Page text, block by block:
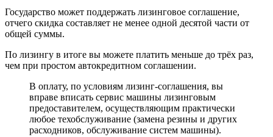
Государство может поддержать лизинговое соглашение,
отчего скидка составляет не менее одной десятой части от
общей суммы.
По лизингу в итоге вы можете платить меньше до трёх раз,
чем при простом автокредитном соглашении.
В оплату, по условиям лизинг-соглашения, вы
вправе вписать сервис машины лизинговым
предоставителем, осуществляющим практически
любое техобслуживание (замена резины и других
расходников, обслуживание систем машины).